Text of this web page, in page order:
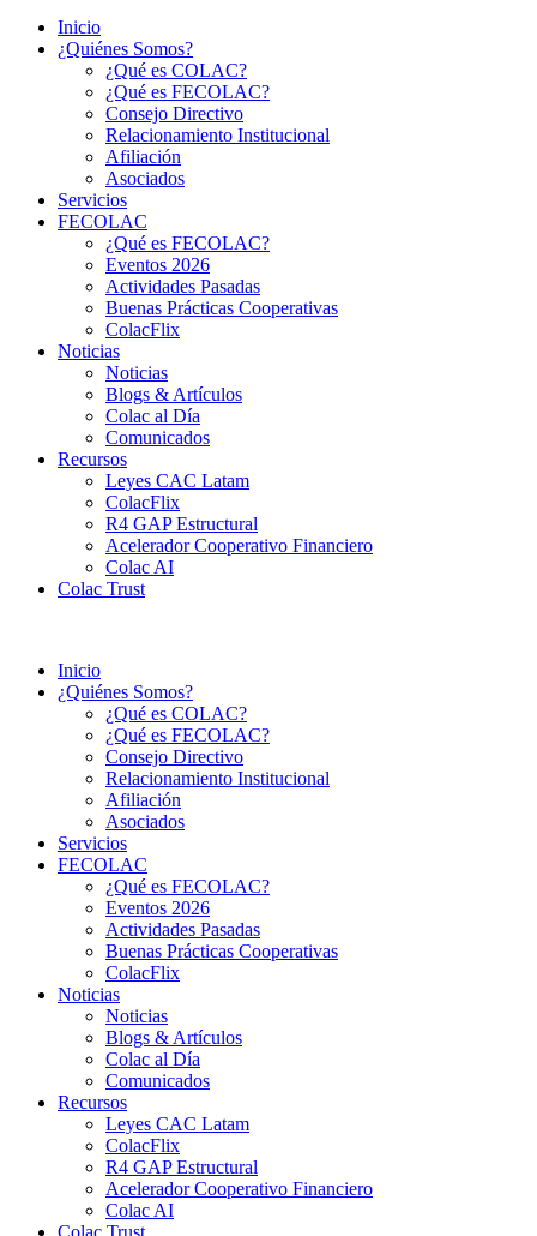
Inicio
¿Quiénes Somos?
¿Qué es COLAC?
¿Qué es FECOLAC?
Consejo Directivo
Relacionamiento Institucional
Afiliación
Asociados
Servicios
FECOLAC
¿Qué es FECOLAC?
Eventos 2026
Actividades Pasadas
Buenas Prácticas Cooperativas
ColacFlix
Noticias
Noticias
Blogs & Artículos
Colac al Día
Comunicados
Recursos
Leyes CAC Latam
ColacFlix
R4 GAP Estructural
Acelerador Cooperativo Financiero
Colac AI
Colac Trust
Inicio
¿Quiénes Somos?
¿Qué es COLAC?
¿Qué es FECOLAC?
Consejo Directivo
Relacionamiento Institucional
Afiliación
Asociados
Servicios
FECOLAC
¿Qué es FECOLAC?
Eventos 2026
Actividades Pasadas
Buenas Prácticas Cooperativas
ColacFlix
Noticias
Noticias
Blogs & Artículos
Colac al Día
Comunicados
Recursos
Leyes CAC Latam
ColacFlix
R4 GAP Estructural
Acelerador Cooperativo Financiero
Colac AI
Colac Trust